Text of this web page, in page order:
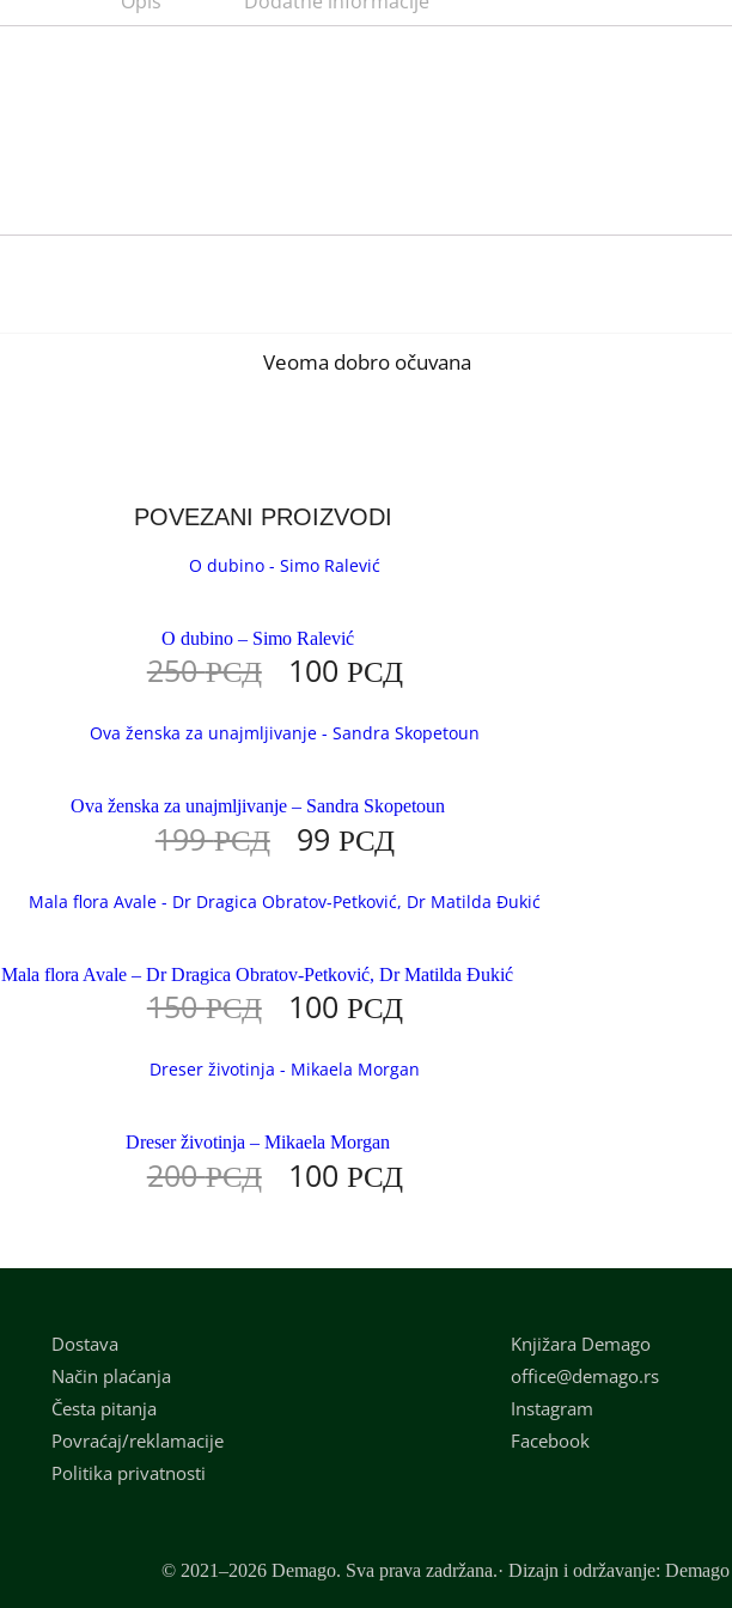
Veoma dobro očuvana
POVEZANI PROIZVODI
O dubino – Simo Ralević
250РСД 100РСД
Ova ženska za unajmljivanje – Sandra Skopetoun
199РСД 99РСД
Mala flora Avale – Dr Dragica Obratov-Petković, Dr Matilda Đukić
150РСД 100РСД
Dreser životinja – Mikaela Morgan
200РСД 100РСД
Dostava
Način plaćanja
Česta pitanja
Povraćaj/reklamacije
Politika privatnosti
Knjižara Demago
office@demago.rs
Instagram
Facebook
© 2021–2026 Demago. Sva prava zadržana.· Dizajn i održavanje: